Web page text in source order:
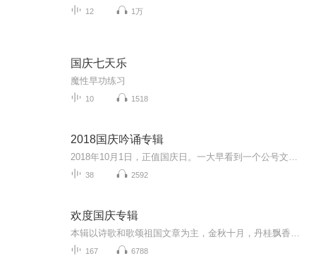
12 1万
国庆七天乐
魔性早功练习
10 1518
2018国庆吟诵专辑
38 2592
欢度国庆专辑
167 6788